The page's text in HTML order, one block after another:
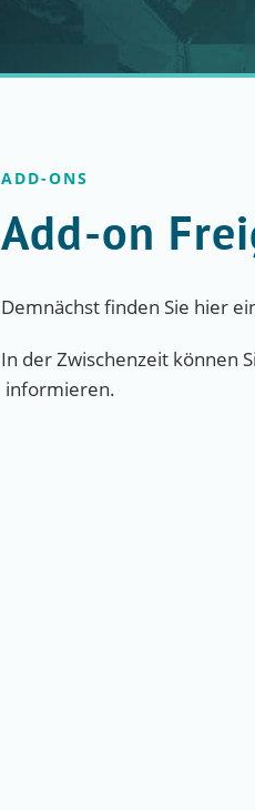
ADD-ONS
Add-on
Demnächst finden Sie hier
In der Zwischenzeit können
informieren.